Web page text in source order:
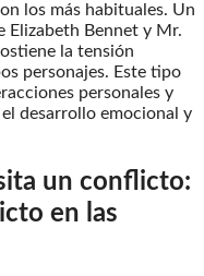
los más habituales. Un
Elizabeth Bennet y Mr.
la tensión
personajes. Este tipo
personales y
desarrollo emocional y
un conflicto:
en las